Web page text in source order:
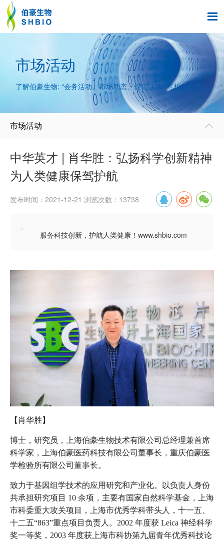

市场活动
了解伯豪生物: “会务活动、市场动态、促销活动” 等相关信息。
市场活动 
中华英才 | 肖华胜：弘扬科学创新精神
为人类健康保驾护航
发布时间：2021-12-21 浏览次数：13738
“ 服务科技创新，护航人类健康！www.shbio.com
【肖华胜】
博士，研究员，上海伯豪生物技术有限公司总经理兼首席
科学家，上海伯豪医药科技有限公司董事长，重庆伯豪医
学检验所有限公司董事长。
致力于基因组学技术的应用研究和产业化。以负责人身份
共承担研究项目 10 余项，主要有国家自然科学基金，上海
市科委重大攻关项目，上海市优秀学科带头人，十一五、
十二五“863”重点项目负责人。2002 年度获 Leica 神经科学
奖一等奖，2003 年度获上海市科协第九届青年优秀科技论